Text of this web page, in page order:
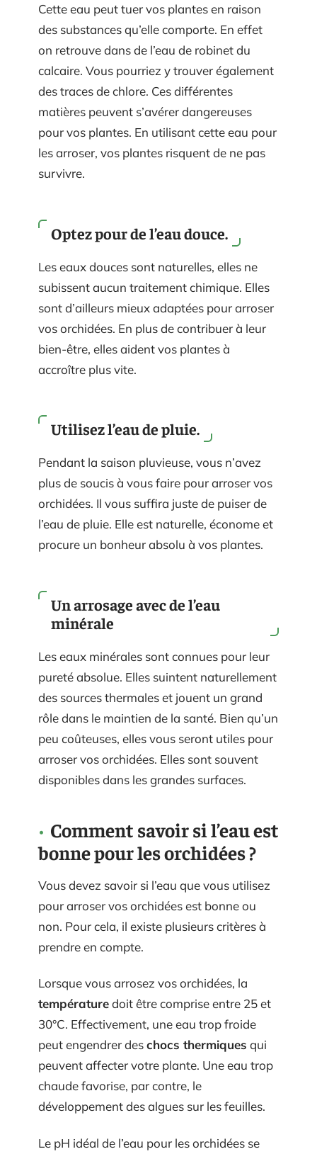
Cette eau peut tuer vos plantes en raison
des substances qu’elle comporte. En effet
on retrouve dans de l’eau de robinet du
calcaire. Vous pourriez y trouver également
des traces de chlore. Ces différentes
matières peuvent s’avérer dangereuses
pour vos plantes. En utilisant cette eau pour
les arroser, vos plantes risquent de ne pas
survivre.
Optez pour de l’eau douce.
Les eaux douces sont naturelles, elles ne
subissent aucun traitement chimique. Elles
sont d’ailleurs mieux adaptées pour arroser
vos orchidées. En plus de contribuer à leur
bien-être, elles aident vos plantes à
accroître plus vite.
Utilisez l’eau de pluie.
Pendant la saison pluvieuse, vous n’avez
plus de soucis à vous faire pour arroser vos
orchidées. Il vous suffira juste de puiser de
l’eau de pluie. Elle est naturelle, économe et
procure un bonheur absolu à vos plantes.
Un arrosage avec de l’eau
minérale
Les eaux minérales sont connues pour leur
pureté absolue. Elles suintent naturellement
des sources thermales et jouent un grand
rôle dans le maintien de la santé. Bien qu’un
peu coûteuses, elles vous seront utiles pour
arroser vos orchidées. Elles sont souvent
disponibles dans les grandes surfaces.
Comment savoir si l’eau est
bonne pour les orchidées ?
Vous devez savoir si l’eau que vous utilisez
pour arroser vos orchidées est bonne ou
non. Pour cela, il existe plusieurs critères à
prendre en compte.
Lorsque vous arrosez vos orchidées, la
températuredoit être comprise entre 25 et
30°C. Effectivement, une eau trop froide
peut engendrer deschocs thermiques qui
peuvent affecter votre plante. Une eau trop
chaude favorise, par contre, le
développement des algues sur les feuilles.
Le pH idéal de l’eau pour les orchidées se